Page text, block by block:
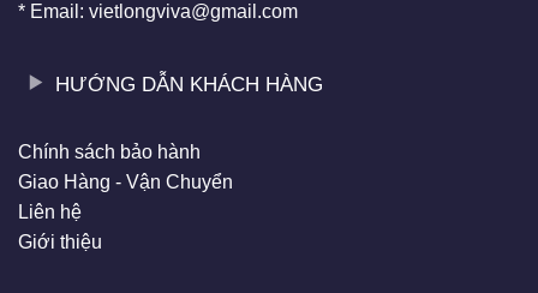
* Email: vietlongviva@gmail.com
HƯỚNG DẪN KHÁCH HÀNG
Chính sách bảo hành
Giao Hàng - Vận Chuyển
Liên hệ
Giới thiệu